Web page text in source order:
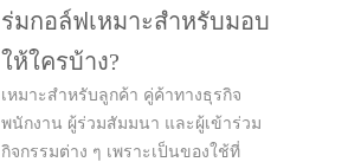
ร่มกอล์ฟเหมาะสำหรับมอบ
ให้ใครบ้าง?
เหมาะสำหรับลูกค้า คู่ค้าทางธุรกิจ
พนักงาน ผู้ร่วมสัมมนา และผู้เข้าร่วม
กิจกรรมต่าง ๆ เพราะเป็นของใช้ที่